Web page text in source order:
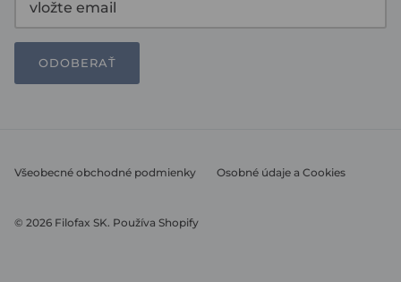
ODOBERAŤ
Všeobecné obchodné podmienky Osobné údaje a Cookies
© 2026 Filofax SK. Používa Shopify